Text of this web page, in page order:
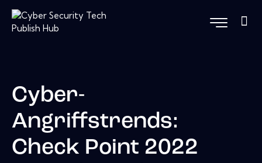
Cyber-
Angriffstrends:
Check Point 2022